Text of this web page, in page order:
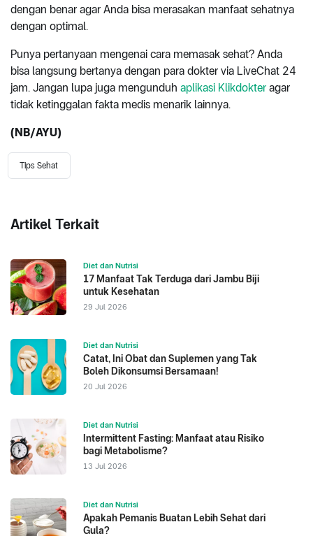
dengan benar agar Anda bisa merasakan manfaat sehatnya
dengan optimal.
Punya pertanyaan mengenai cara memasak sehat? Anda
bisa langsung bertanya dengan para dokter via LiveChat 24
jam. Jangan lupa juga mengunduh aplikasi Klikdokter agar
tidak ketinggalan fakta medis menarik lainnya.
(NB/AYU)
Tips Sehat
Artikel Terkait
Diet dan Nutrisi
17 Manfaat Tak Terduga dari Jambu Biji
untuk Kesehatan
29 Jul 2026
Diet dan Nutrisi
Catat, Ini Obat dan Suplemen yang Tak
Boleh Dikonsumsi Bersamaan!
20 Jul 2026
Diet dan Nutrisi
Intermittent Fasting: Manfaat atau Risiko
bagi Metabolisme?
13 Jul 2026
Diet dan Nutrisi
Apakah Pemanis Buatan Lebih Sehat dari
Gula?